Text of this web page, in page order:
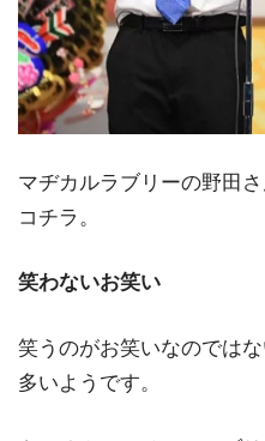
マヂカルラブリーの野田
コチラ。
笑わないお笑い
笑うのがお笑いなのでは
多いようです。